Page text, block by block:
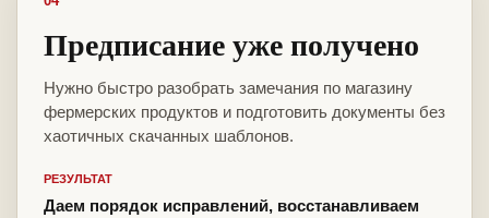
Предписание уже получено
Нужно быстро разобрать замечания по магазину
фермерских продуктов и подготовить документы без
хаотичных скачанных шаблонов.
РЕЗУЛЬТАТ
Даем порядок исправлений, восстанавливаем